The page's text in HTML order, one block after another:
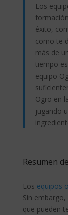
Los
éxito,
como te
más de
tiempo
equipo
Ogro en
jugando
Resumen
Los equipos
Sin
que pueden